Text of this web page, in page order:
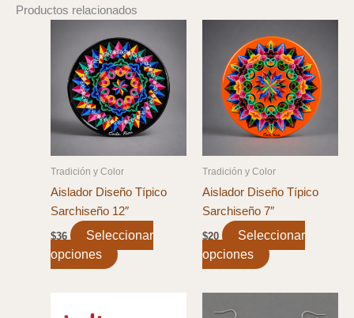
Productos relacionados
Tradición y Color
Aislador Diseño Típico
Sarchiseño 12″
$36
Seleccionar
opciones
This
Tradición y Color
Aislador Diseño Típico
Sarchiseño 7″
$20
Seleccionar
opciones
This
has
multiple